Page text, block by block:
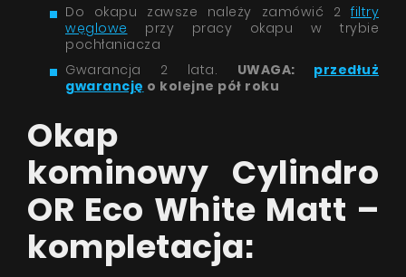
Do okapu zawsze należy zamówić 2filtry
węglowe przy pracy okapu w trybie
pochłaniacza
Gwarancja 2 lata. UWAGA: przedłuż
gwarancję o kolejne pół roku
Okap
kominowy Cylindro
OR Eco White Matt –
kompletacja: